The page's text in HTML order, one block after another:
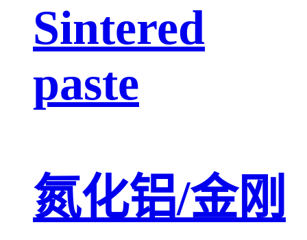
Sintered
paste
氮化铝/金刚